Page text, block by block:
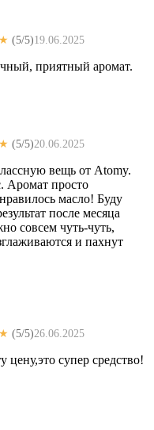
(5/5)19.06.2025
приятный аромат.
(5/5)20.06.2025
вещь от Atomy.
Аромат просто
масло! Буду
после месяца
совсем чуть-чуть,
и пахнут
(5/5)26.06.2025
цену,это супер средство!